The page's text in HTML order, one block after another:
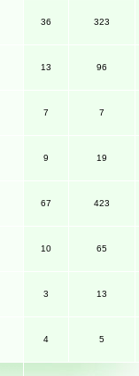
36 323
13 96
7 7
9 19
67 423
10 65
3 13
4 5